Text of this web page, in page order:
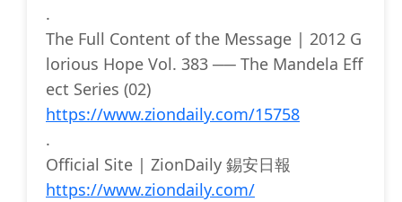
.
The Full Content of the Message | 2012 G
lorious Hope Vol. 383 ── The Mandela Eff
ect Series (02)
https://www.ziondaily.com/15758
.
Official Site | ZionDaily 錫安日報
https://www.ziondaily.com/